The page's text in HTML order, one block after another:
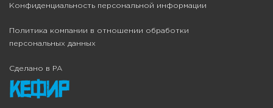
Конфиденциальность персональной информации
Политика компании в отношении обработки
персональных данных
Сделано в РА